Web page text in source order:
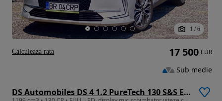
1 / 6
DS Automobiles DS 4 1.2 PureTech 130 S&S EAT8 RIVOLI
17 500 EUR
Sub medie
Calculeaza rata